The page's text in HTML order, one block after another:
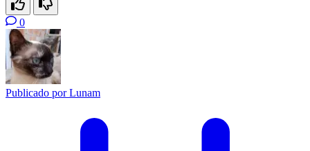
0
Publicado porLunam